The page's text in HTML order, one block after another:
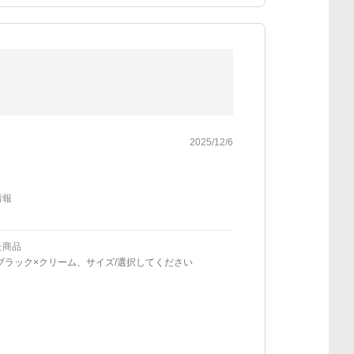
2025/12/6
報
品
ラック×クリーム、サイズ/選択してください